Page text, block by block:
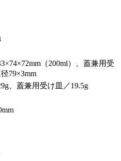
（200ml）、蓋兼用受
79×3mm
、蓋兼用受け皿／19.5g